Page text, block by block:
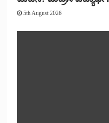
5th August 2026